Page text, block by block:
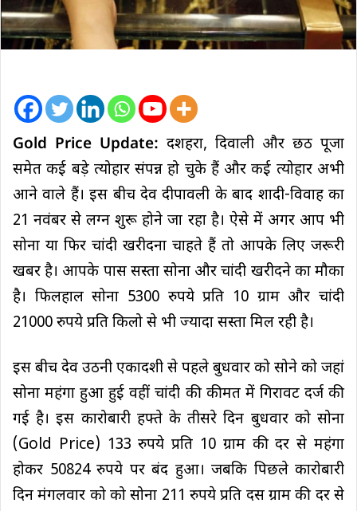
Gold Price Update: दशहरा, दिवाली और छठ पूजा
समेत कई बड़े त्योहार संपन्न हो चुके हैं और कई त्योहार अभी
आने वाले हैं। इस बीच देव दीपावली के बाद शादी-विवाह का
21 नवंबर से लग्न शुरू होने जा रहा है। ऐसे में अगर आप भी
सोना या फिर चांदी खरीदना चाहते हैं तो आपके लिए जरूरी
खबर है। आपके पास सस्ता सोना और चांदी खरीदने का मौका
है। फिलहाल सोना 5300 रुपये प्रति 10 ग्राम और चांदी
21000 रुपये प्रति किलो से भी ज्यादा सस्ता मिल रही है।
इस बीच देव उठनी एकादशी से पहले बुधवार को सोने को जहां
सोना महंगा हुआ हुई वहीं चांदी की कीमत में गिरावट दर्ज की
गई है। इस कारोबारी हफ्ते के तीसरे दिन बुधवार को सोना
(Gold Price) 133 रुपये प्रति 10 ग्राम की दर से महंगा
होकर 50824 रुपये पर बंद हुआ। जबकि पिछले कारोबारी
दिन मंगलवार को को सोना 211 रुपये प्रति दस ग्राम की दर से